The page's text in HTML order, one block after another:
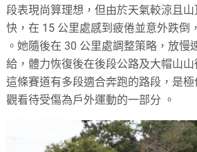
段表現尚算理想，但由於天氣較涼且
快，在 15 公里處感到疲倦並意外跌倒
。她隨後在 30 公里處調整策略，放慢
給，體力恢復後在後段公路及大帽山
這條賽道有多段適合奔跑的路段，是
觀看待受傷為戶外運動的一部分 。